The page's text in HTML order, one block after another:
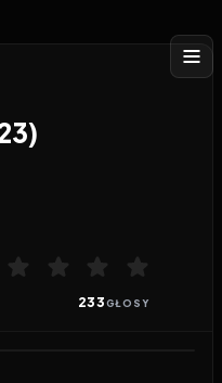
233GŁOSY